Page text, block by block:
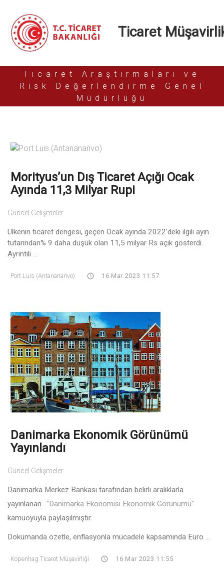
Ticaret
Ticaret Araştırmaları ve
Risk Değerlendirme Genel
Müdürlüğü
Morityus’un Dış Ticaret Açığı Ocak
Ayında 11,3 Milyar Rupi
Güncel Gelişmeler
Ülkenin ticaret dengesi, geçen Ocak ayında 2022'deki ilgili ayın
tutarından% 9 daha düşük olan 11,5 milyar Rs açık gösterdi.
Ayrıntılı ...
Port Luis (Antananarivo) 16 Mar 2023 11:57
Danimarka Ekonomik Görünümü
Yayınlandı
Güncel Gelişmeler
Danimarka Merkez Bankası tarafından belirli aralıklarla
yayınlanan
"Danimarka Ekonomisi Ekonomik Görünümü"
kamuoyuyla paylaşılmıştır.
Dokümanda özetle, enflasyonla mücadele kapsamında Euro ...
Kopenhag Ticaret Müşavirliği 16 Mar 2023 11:55